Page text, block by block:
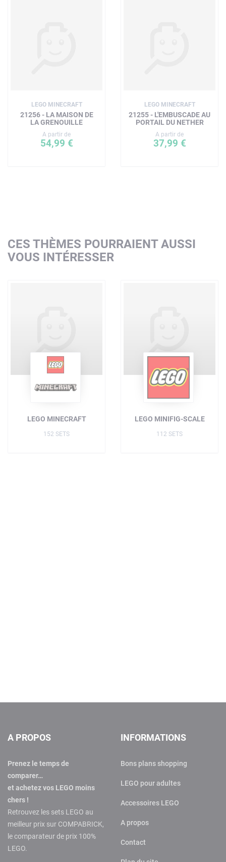
LEGO MINECRAFT
21256 - LA MAISON DE
LA GRENOUILLE
A partir de
54,99 €
LEGO MINECRAFT
21255 - L'EMBUSCADE AU
PORTAIL DU NETHER
A partir de
37,99 €
CES THÈMES POURRAIENT AUSSI
VOUS INTÉRESSER
LEGO MINECRAFT
152 SETS
LEGO MINIFIG-SCALE
112 SETS
A PROPOS
Prenez le temps de
comparer…
et achetez vos LEGO moins
chers !
Retrouvez les sets LEGO au
meilleur prix sur COMPABRICK,
le comparateur de prix 100%
LEGO.
INFORMATIONS
Bons plans shopping
LEGO pour adultes
Accessoires LEGO
A propos
Contact